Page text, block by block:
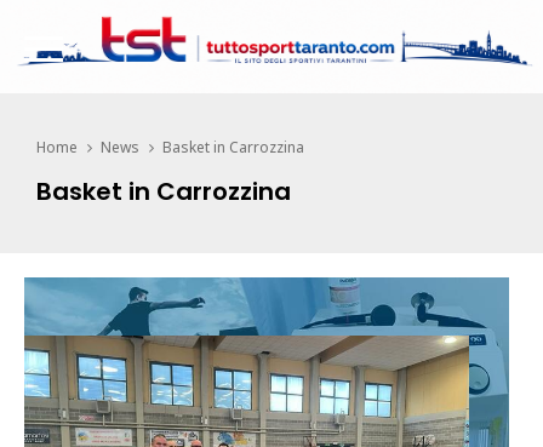
Home News Basket in Carrozzina
Basket in Carrozzina